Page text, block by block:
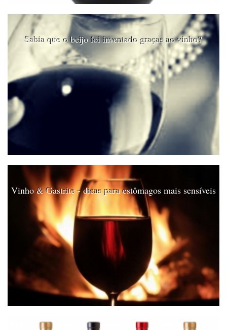
Sabia que o beijo foi inventado graças ao vinho?
Vinho & Gastrite - dicas para estômagos mais sensíveis